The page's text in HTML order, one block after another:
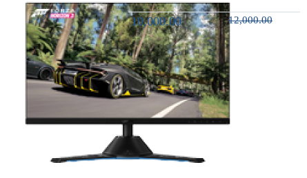
10,000.00 12,000.00